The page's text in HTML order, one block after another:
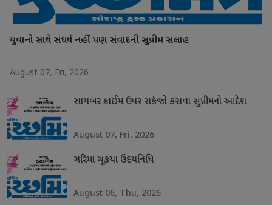
યુવાનો સાથે સંઘર્ષ નહીં પણ સંવાદની સુપ્રીમ સલાહ
August 07, Fri, 2026
સાયબર ક્રાઈમ ઉપર સકંજો કસવા સુપ્રીમનો આદેશ
August 07, Fri, 2026
ગરિમા ચૂકયા ઉદયનિધિ
August 06, Thu, 2026